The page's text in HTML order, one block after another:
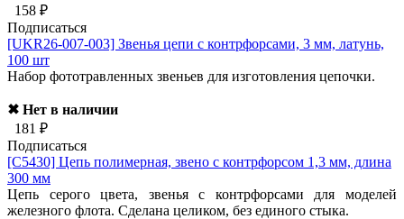
158 ₽
Подписаться
[UKR26-007-003] Звенья цепи с контрфорсами, 3 мм, латунь,
100 шт
Набор фототравленных звеньев для изготовления цепочки.
✖ Нет в наличии
181 ₽
Подписаться
[C5430] Цепь полимерная, звено с контрфорсом 1,3 мм, длина
300 мм
Цепь серого цвета, звенья с контрфорсами для моделей
железного флота. Сделана целиком, без единого стыка.